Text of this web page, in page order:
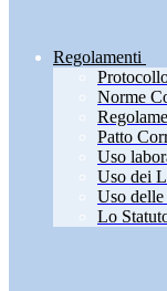
Regolamenti
Norme
Patto
Uso
Uso dei
Uso delle
Lo